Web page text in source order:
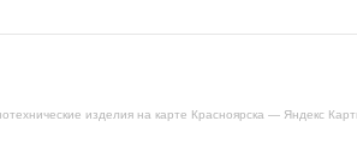
изделия на карте Красноярска — Яндекс